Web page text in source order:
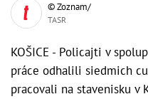
© Zoznam/
TASR
KOŠICE - Policajti v
práce odhalili siedmich
pracovali na stavenisku v